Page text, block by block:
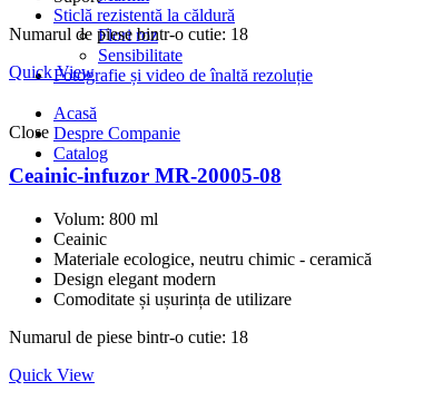
Sticlă rezistentă la căldură
Flori roz
Sensibilitate
Fotografie și video de înaltă rezoluție
Acasă
Despre Companie
Catalog
Numarul de piese bintr-o cutie: 18
Quick View
Close
Ceainic-infuzor MR-20005-08
Volum: 800 ml
Ceainic
Materiale ecologice, neutru chimic - ceramică
Design elegant modern
Comoditate și ușurința de utilizare
Numarul de piese bintr-o cutie: 18
Quick View